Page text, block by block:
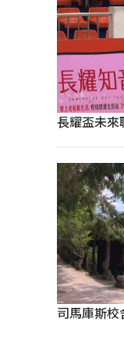
長耀盃未來
司馬庫斯